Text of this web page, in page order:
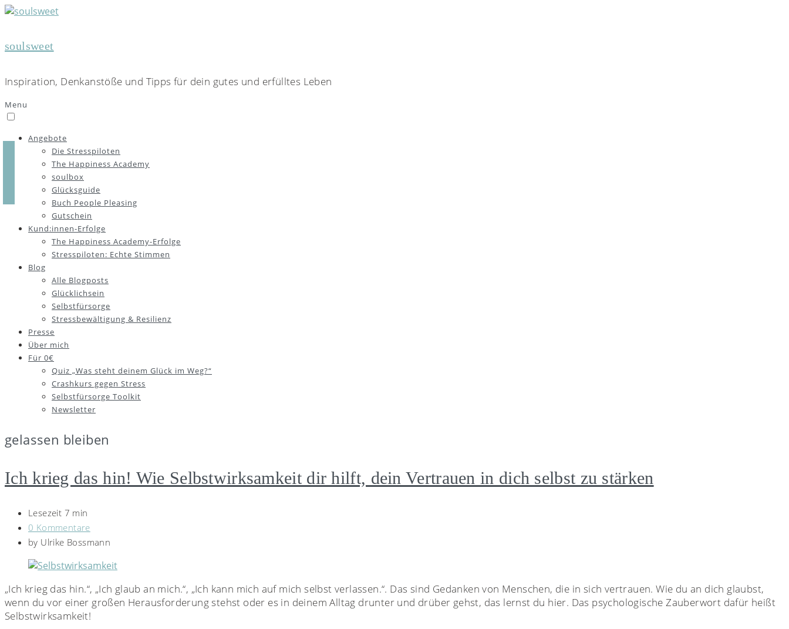
soulsweet
Inspiration, Denkanstöße und Tipps für dein gutes und erfülltes Leben
Menu
Angebote
Die Stresspiloten
The Happiness Academy
soulbox
Glücksguide
Buch People Pleasing
Gutschein
Kund:innen-Erfolge
The Happiness Academy-Erfolge
Stresspiloten: Echte Stimmen
Blog
Alle Blogposts
Glücklichsein
Selbstfürsorge
Stressbewältigung & Resilienz
Presse
Über mich
Für 0€
Quiz „Was steht deinem Glück im Weg?“
Crashkurs gegen Stress
Selbstfürsorge Toolkit
Newsletter
gelassen bleiben
Ich krieg das hin! Wie Selbstwirksamkeit dir hilft, dein Vertrauen in dich selbst zu stärken
Lesezeit 7 min
0 Kommentare
by Ulrike Bossmann
„Ich krieg das hin.“, „Ich glaub an mich.“, „Ich kann mich auf mich selbst verlassen.“. Das sind Gedanken von Menschen, die in sich vertrauen. Wie du an dich glaubst,
wenn du vor einer großen Herausforderung stehst oder es in deinem Alltag drunter und drüber gehst, das lernst du hier. Das psychologische Zauberwort dafür heißt
Selbstwirksamkeit!